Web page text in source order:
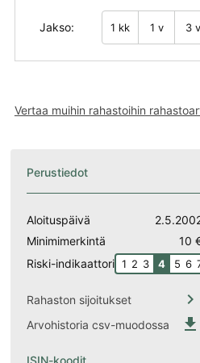
Jakso: 1 kk 1 v 3 v
Vertaa muihin rahastoihin
Perustiedot
Aloituspäivä
Minimimerkintä
10
Riski-indikaattori 1 2 3 4 5 6
Rahaston sijoitukset 
Arvohistoria csv-muodossa 
ISIN-koodit